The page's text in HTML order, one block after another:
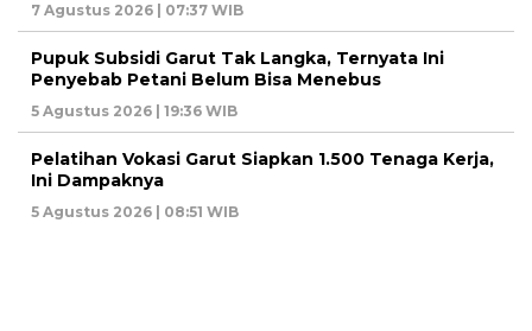
7 Agustus 2026 | 07:37 WIB
Pupuk Subsidi Garut Tak Langka, Ternyata Ini
Penyebab Petani Belum Bisa Menebus
5 Agustus 2026 | 19:36 WIB
Pelatihan Vokasi Garut Siapkan 1.500 Tenaga Kerja,
Ini Dampaknya
5 Agustus 2026 | 08:51 WIB